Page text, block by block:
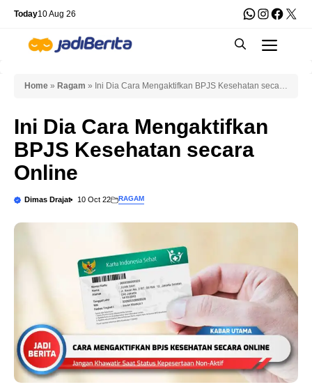
Skip
content
Today10 Aug 26 WhatsApp
X
Home » Ragam » Ini Dia Cara Mengaktifkan BPJS Kesehatan secara
Ini Dia Cara Mengaktifkan
BPJS Kesehatan secara
Online
Dimas Drajat 10 Oct 22 RAGAM